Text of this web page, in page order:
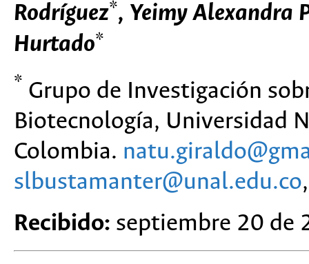
Rodríguez*, Yeimy Alexandra
Hurtado*
* Grupo de Investigación
Biotecnología, Universidad
Colombia.
slbustamanter@unal.edu.co
Recibido: septiembre 20 de